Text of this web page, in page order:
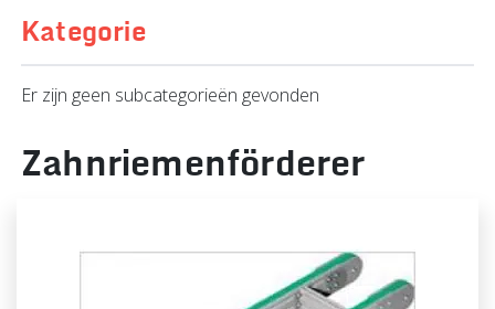
Kategorie
Er zijn geen subcategorieën gevonden
Zahnriemenförderer